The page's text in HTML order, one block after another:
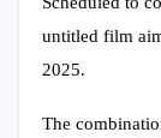
untitled film
2025.
The